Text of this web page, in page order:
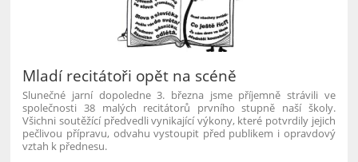
Mladí recitátoři opět na scéně
Slunečné jarní dopoledne 3. března jsme příjemně strávili ve
společnosti 38 malých recitátorů prvního stupně naší školy.
Všichni soutěžící předvedli vynikající výkony, které potvrdily jejich
pečlivou přípravu, odvahu vystoupit před publikem i opravdový
vztah k přednesu.